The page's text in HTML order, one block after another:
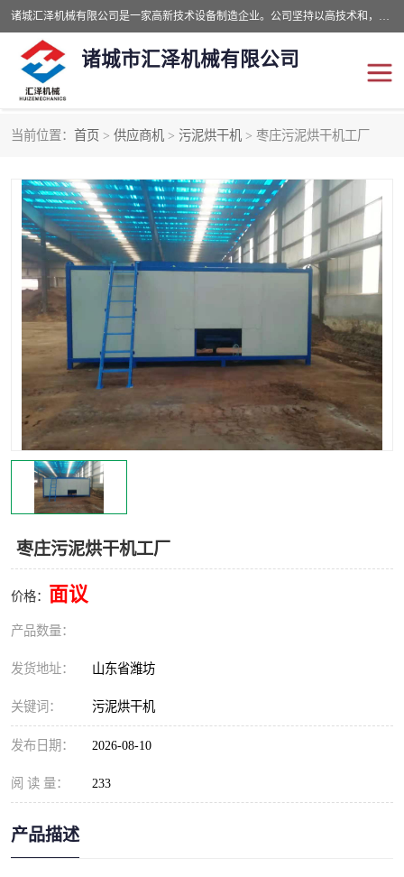
诸城汇泽机械有限公司是一家高新技术设备制造企业。公司坚持以高技术和，高服务于用户，以的环保机械制造设备赢的用户的信赖。现在主要生产死亡畜禽无害化处理和立式和卧式有机肥设备，搅拌机，烘干机，高温发酵机等。污水处理设备，固液分离机。气浮机，化制机等。公司秉承品质，用户至上，科技创新的经营理。
诸城市汇泽机械有限公司
当前位置： 首页 > 供应商机 > 污泥烘干机 > 枣庄污泥烘干机工厂
枣庄污泥烘干机工厂
价格： 面议
产品数量：
发货地址： 山东省潍坊
关键词： 污泥烘干机
发布日期： 2026-08-10
阅 读 量： 233
产品描述
鸡粪发酵机 有机肥设备
纳米膜好氧发酵堆肥机 粪污烘干酶体机
膜式堆肥机
膜式发酵仓 分子膜堆肥仓
分子膜发酵堆肥设备